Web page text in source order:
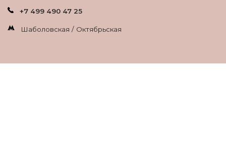
+7 499 490 47 25
Шаболовская / Октябрьская